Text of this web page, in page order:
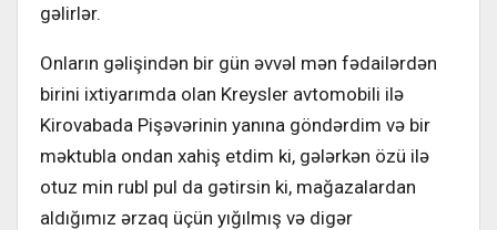
gəlirlər.
Onların gəlişindən bir gün əvvəl mən fədailərdən
birini ixtiyarımda olan Kreysler avtomobili ilə
Kirovabada Pişəvərinin yanına göndərdim və bir
məktubla ondan xahiş etdim ki, gələrkən özü ilə
otuz min rubl pul da gətirsin ki, mağazalardan
aldığımız ərzaq üçün yığılmış və digər